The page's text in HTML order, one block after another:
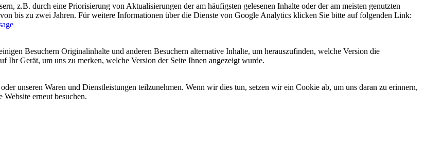
z.B. durch eine Priorisierung von Aktualisierungen der am häufigsten gelesenen Inhalte oder der am meisten genutzten
bis zu zwei Jahren. Für weitere Informationen über die Dienste von Google Analytics klicken Sie bitte auf folgenden Link:
Besuchern Originalinhalte und anderen Besuchern alternative Inhalte, um herauszufinden, welche Version die
Gerät, um uns zu merken, welche Version der Seite Ihnen angezeigt wurde.
unseren Waren und Dienstleistungen teilzunehmen. Wenn wir dies tun, setzen wir ein Cookie ab, um uns daran zu erinnern,
erneut besuchen.